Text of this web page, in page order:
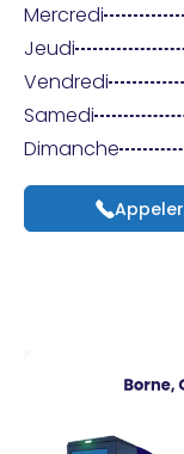
Mercredi
Jeudi
Vendredi
Samedi
Dimanche
Appeler